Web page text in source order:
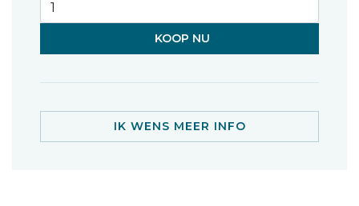
KOOP NU
IK WENS MEER INFO